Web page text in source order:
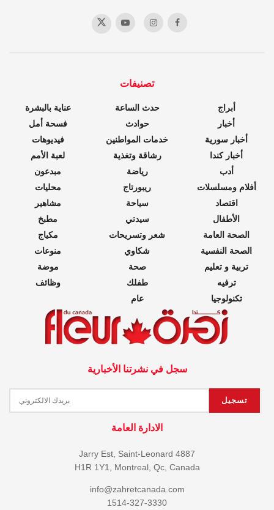
تصنيفات
أبراج
أخبار
أخبار سورية
أخبار كندا
أدب
أفلام ومسلسلات
اقتصاد
الأطفال
الصحة العامة
الصحة النفسية
تربية و تعليم
ترفيه
تكنولوجيا
حدث الساعة
حوادث
خدمات المواطنين
رشاقة وتغذية
رياضة
ريبورتاج
سياحة
سيدتي
شعر وتسريحات
شكاوي
صحة
طفلك
عام
عناية بالبشرة
فسحة أمل
فيديوهات
لعبة الأمم
مبدعون
محليات
مشاهير
مطبخ
مكياج
منوعات
موضة
وظائف
سجل في نشرتنا الأخبارية
الادارة العامة
4887 Jarry Est, Saint-Leonard
H1R 1Y1, Montreal, Qc, Canada
info@zahretcanada.com
1514-327-3330